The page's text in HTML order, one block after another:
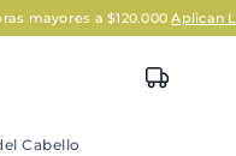
a $120.000Aplican
Cabello